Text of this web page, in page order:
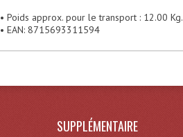
• Poids approx. pour le transport : 12.00 Kg.
• EAN: 8715693311594
SUPPLÉMENTAIRE